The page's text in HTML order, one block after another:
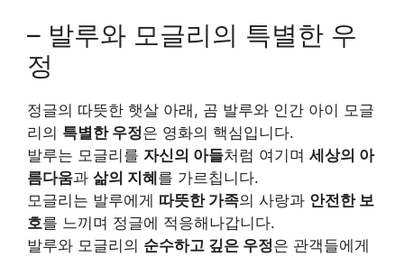
– 발루와 모글리의 특별한 우
정
정글의 따뜻한 햇살 아래, 곰 발루와 인간 아이 모글
리의 특별한 우정은 영화의 핵심입니다.
발루는 모글리를 자신의 아들처럼 여기며 세상의 아
름다움과 삶의 지혜를 가르칩니다.
모글리는 발루에게 따뜻한 가족의 사랑과 안전한 보
호를 느끼며 정글에 적응해나갑니다.
발루와 모글리의 순수하고 깊은 우정은 관객들에게